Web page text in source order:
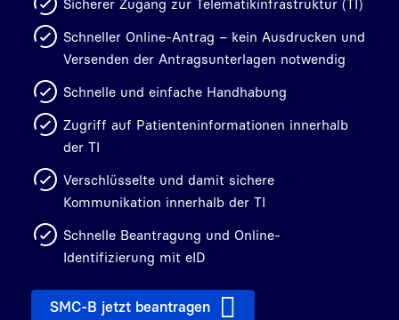
Schneller Online-Antrag – kein Ausdrucken und
Versenden der Antragsunterlagen notwendig
Schnelle und einfache Handhabung
Zugriff auf Patienteninformationen innerhalb
der TI
Verschlüsselte und damit sichere
Kommunikation innerhalb der TI
Schnelle Beantragung und Online-
Identifizierung mit eID
SMC-B jetzt beantragen